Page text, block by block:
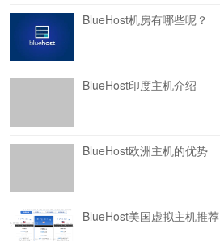
BlueHost机房有哪些呢？
BlueHost印度主机介绍
BlueHost欧洲主机的优势
BlueHost美国虚拟主机推荐